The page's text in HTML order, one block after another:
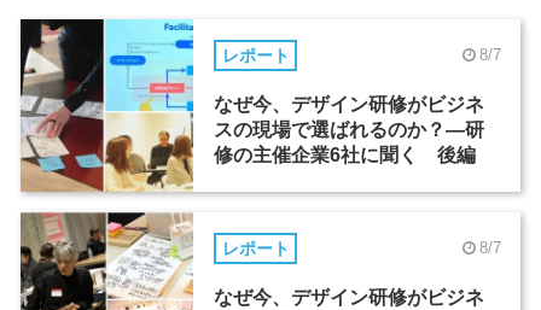
レポート 8/7
なぜ今、デザイン研修がビジネ
スの現場で選ばれるのか？―研
修の主催企業6社に聞く 後編
レポート 8/7
なぜ今、デザイン研修がビジネ